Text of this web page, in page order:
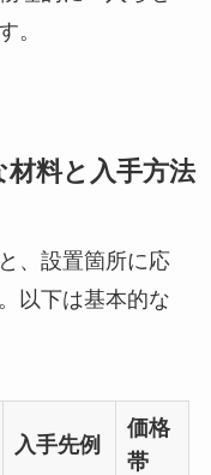
。
料と入手方法
、設置箇所に応
以下は基本的な
入手先例
価格
帯